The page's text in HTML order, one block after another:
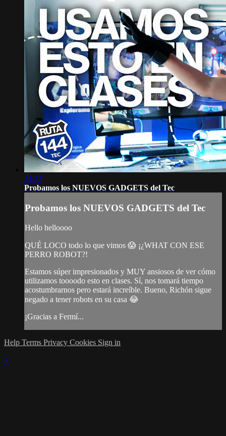
31:37
Probamos los NUEVOS GADGETS del Tec
Probamos los NUEVOS GADGETS del Tec
Hello helloooo
QUÉ LOCO todo lo que vimos 😱 ¡¿WHAT CON ESE
PERRO ROBOT?!
Estamos súper impresionados y MUY ansiosos de ver cómo
utilizamos toooodo esto en clases. Sí, nos tomará tiempo
acostumbrarnos pero estará increíble. Bueno, Richón sigue
negado a tener robots en su casa 😂
¡Gracias a Fermí...
Help Terms Privacy Cookies Sign in
×